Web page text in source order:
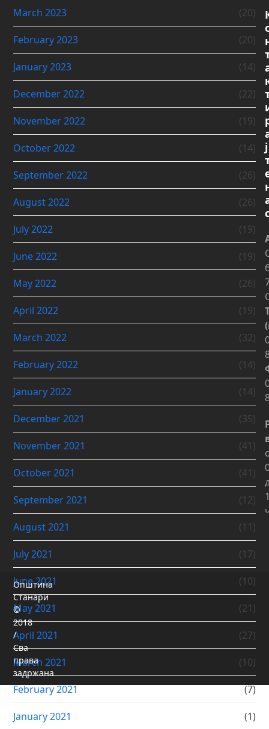
March 2023 (20)
February 2023 (20)
January 2023 (14)
December 2022 (22)
November 2022 (19)
October 2022 (14)
September 2022 (26)
August 2022 (26)
July 2022 (19)
June 2022 (19)
May 2022 (26)
April 2022 (19)
March 2022 (32)
February 2022 (14)
January 2022 (14)
December 2021 (35)
November 2021 (41)
October 2021 (41)
September 2021 (12)
August 2021 (11)
July 2021 (17)
June 2021 (10)
May 2021 (21)
April 2021 (27)
March 2021 (10)
February 2021 (7)
January 2021 (1)
ј
Општина
Станари
©
2018
/
Сва
права
задржана